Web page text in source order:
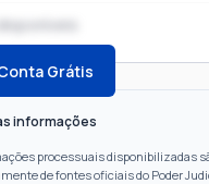
Grátis
informações
processuais disponibilizadas
de fontes oficiais do Poder